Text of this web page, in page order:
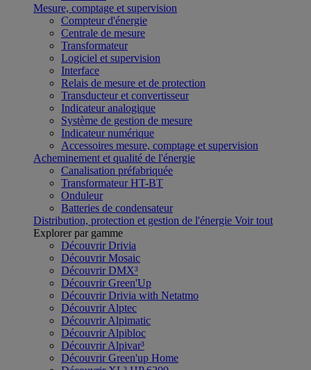
Mesure, comptage et supervision
Compteur d'énergie
Centrale de mesure
Transformateur
Logiciel et supervision
Interface
Relais de mesure et de protection
Transducteur et convertisseur
Indicateur analogique
Système de gestion de mesure
Indicateur numérique
Accessoires mesure, comptage et supervision
Acheminement et qualité de l'énergie
Canalisation préfabriquée
Transformateur HT-BT
Onduleur
Batteries de condensateur
Distribution, protection et gestion de l'énergie Voir tout
Explorer par gamme
Découvrir Drivia
Découvrir Mosaic
Découvrir DMX³
Découvrir Green'Up
Découvrir Drivia with Netatmo
Découvrir Alptec
Découvrir Alpimatic
Découvrir Alpibloc
Découvrir Alpivar³
Découvrir Green'up Home